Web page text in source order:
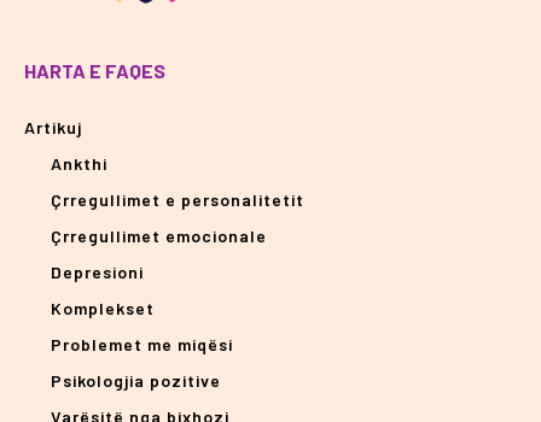
HARTA E FAQES
Artikuj
Ankthi
Çrregullimet e personalitetit
Çrregullimet emocionale
Depresioni
Komplekset
Problemet me miqësi
Psikologjia pozitive
Varësitë nga bixhozi